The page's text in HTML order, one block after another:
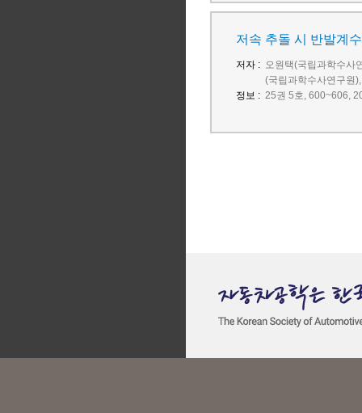
저속 추돌 시 반발계
저자 : 오원택(국립과학수사
(국립과학수사연구원
정보 : 25권 5호, 600~606,